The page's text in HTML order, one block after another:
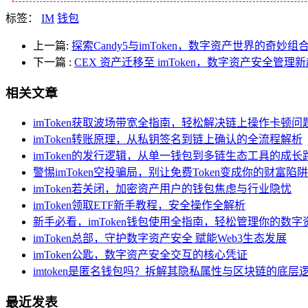
标签： IM 钱包
上一篇: 探索Candy5与imToken，数字资产世界的奇妙组
下一篇 : CEX 资产迁移至 imToken，数字资产安全管理
相关文章
imToken获取波场带宽全指南，轻松解决链上操作卡顿问
imToken转账原理，从私钥签名到链上确认的全流程解析
imToken的发行逻辑，从单一钱包到多链生态工具的成长
警惕imToken空投骗局，别让免费Token变成你的财富陷阱
imToken若关闭，加密资产用户的钱包焦虑与行业隐忧
imToken领取ETF新手教程，安全操作全解析
新手必看，imToken钱包使用全指南，轻松管理你的数字
imToken总部，守护数字资产安全 赋能Web3生态发展
imToken公匙，数字资产安全交互的核心凭证
imtoken是匿名钱包吗？拆解其隐私属性与区块链的底层
最近发表